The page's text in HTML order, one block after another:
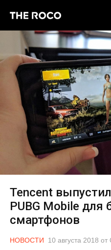
Tencent
PUBG Mobile
смартфонов
НОВОСТИ 10 августа 2018 от